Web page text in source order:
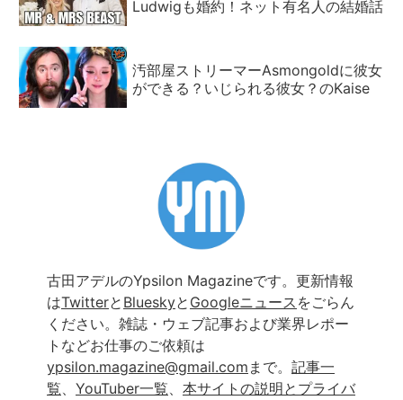
Ludwigも婚約！ネット有名人の結婚話
汚部屋ストリーマーAsmongoldに彼女
ができる？いじられる彼女？のKaise
古田アデルのYpsilon Magazineです。更新情報
はTwitterと Blueskyと Googleニュース をごらん
ください。雑誌・ウェブ記事および業界レポー
トなどお仕事のご依頼は
ypsilon.magazine@gmail.com まで。 記事一
覧、 YouTuber一覧、 本サイトの説明とプライバ